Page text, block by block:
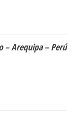
– Arequipa – Perú